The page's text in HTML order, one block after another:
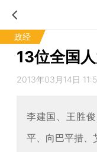
政经
13位全国
2013年03月14日
李建国、王胜
平、向巴平措、